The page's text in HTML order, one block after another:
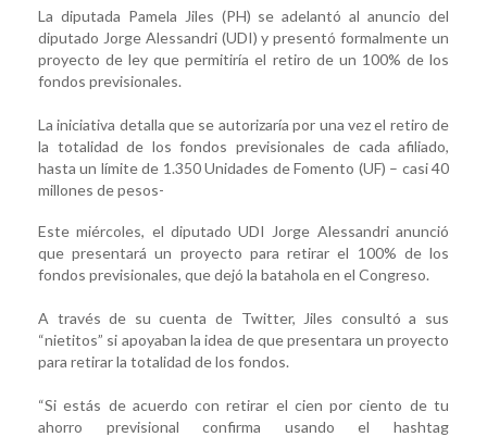
La diputada Pamela Jiles (PH) se adelantó al anuncio del
diputado Jorge Alessandri (UDI) y presentó formalmente un
proyecto de ley que permitiría el retiro de un 100% de los
fondos previsionales.
La iniciativa detalla que se autorizaría por una vez el retiro de
la totalidad de los fondos previsionales de cada afiliado,
hasta un límite de 1.350 Unidades de Fomento (UF) – casi 40
millones de pesos-
Este miércoles, el diputado UDI Jorge Alessandri anunció
que presentará un proyecto para retirar el 100% de los
fondos previsionales, que dejó la batahola en el Congreso.
A través de su cuenta de Twitter, Jiles consultó a sus
“nietitos” si apoyaban la idea de que presentara un proyecto
para retirar la totalidad de los fondos.
“Si estás de acuerdo con retirar el cien por ciento de tu
ahorro previsional confirma usando el hashtag